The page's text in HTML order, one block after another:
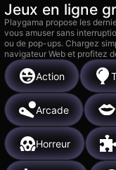
Jeux en ligne
Playgama propose les
vous amuser sans
ou de pop-ups. Chargez
navigateur Web et profitez
Action
Arcade
Horreur